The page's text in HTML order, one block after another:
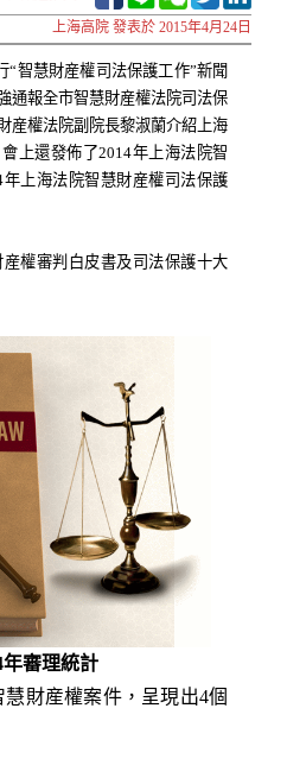
上海高院 發表於 2015年4月24日
“智慧財産權司法保護工作”新聞
通報全市智慧財産權法院司法保
産權法院副院長黎淑蘭介紹上海
上還發佈了2014年上海法院智
上海法院智慧財産權司法保護
權審判白皮書及司法保護十大
年審理統計
財産權案件，呈現出4個